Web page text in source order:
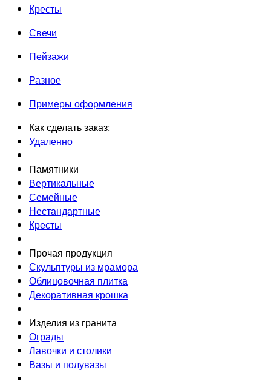
Кресты
Свечи
Пейзажи
Разное
Примеры оформления
Как сделать заказ:
Удаленно
Памятники
Вертикальные
Семейные
Нестандартные
Кресты
Прочая продукция
Скульптуры из мрамора
Облицовочная плитка
Декоративная крошка
Изделия из гранита
Ограды
Лавочки и столики
Вазы и полувазы